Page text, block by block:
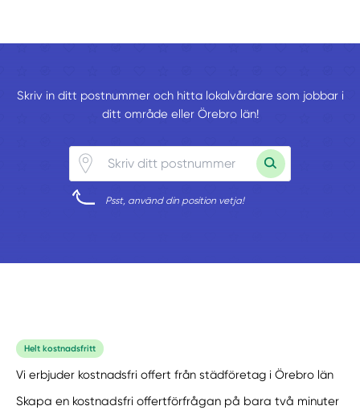
Skriv in ditt postnummer och hitta lokalvårdare som jobbar i
ditt område eller Örebro län!
Psst, använd din position vetja!
Helt kostnadsfritt
Vi erbjuder kostnadsfri offert från städföretag i Örebro län
Skapa en kostnadsfri offertförfrågan på bara två minuter